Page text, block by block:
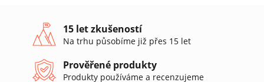
a
c
í
p
r
15 let zkušeností
Na trhu působíme již přes 15 let
Prověřené produkty
Produkty používáme a recenzujeme